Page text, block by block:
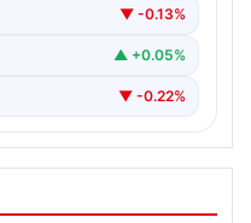
▼ -0.13%
▲ +0.05%
▼ -0.22%